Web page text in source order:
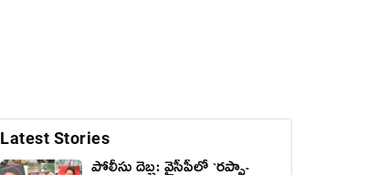
Latest Stories